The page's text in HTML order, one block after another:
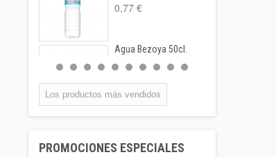
0,77 €
Agua Bezoya 50cl.
FORMATO:
0,55 €
Lata 33cl
Los productos más vendidos
PROMOCIONES ESPECIALES